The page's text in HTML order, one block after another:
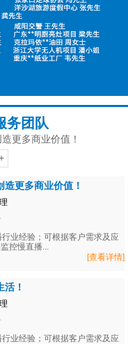
务团队
更多商业价值！
更多商业价值！
业经验；可根据客户需求及应
控慢直播...
[查看详情]
活！
业经验；可根据客户需求及应